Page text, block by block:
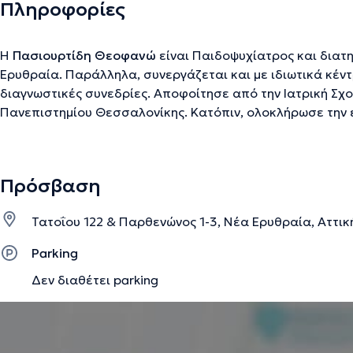
Πληροφορίες
Η Πασιουρτίδη Θεοφανώ είναι Παιδοψυχίατρος και
Ερυθραία. Παράλληλα, συνεργάζεται και με ιδιωτικά
διαγνωστικές συνεδρίες. Αποφοίτησε από την Ιατρική
Πανεπιστημίου Θεσσαλονίκης. Κατόπιν, ολοκλήρωσε την
Νοσοκομείο 424, στη Θεσσαλονίκη. Το συγγραφικό έργο
επιστημονική της κατάρτιση και αγάπη για τον άνθρωπο,
εφήβους, η παιδοψυχίατρος αντιμετωπίζει όλα τα θέματα
παιδοψυχιατρικής ειδικότητας.
Πρόσβαση
Τατοΐου 122 & Παρθενώνος 1-3, Νέα Ερυθραία,
Parking
Δεν διαθέτει parking